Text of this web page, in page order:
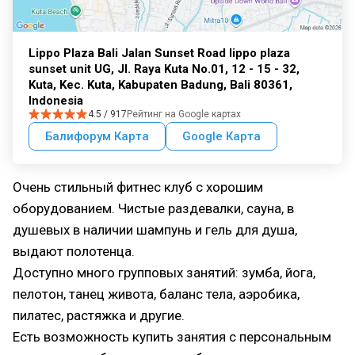
Lippo Plaza Bali Jalan Sunset Road lippo plaza
sunset unit UG, Jl. Raya Kuta No.01, 12 - 15 - 32,
Kuta, Kec. Kuta, Kabupaten Badung, Bali 80361,
Indonesia
4.5 / 917 Рейтинг на Google картах
Балифорум Карта Google Карта
Очень стильный фитнес клуб с хорошим
оборудованием. Чистые раздевалки, сауна, в
душевых в наличии шампунь и гель для душа,
выдают полотенца.
Доступно много групповых занятий: зумба, йога,
пелотон, танец живота, баланс тела, аэробика,
пилатес, растяжка и другие.
Есть возможность купить занятия с персональным